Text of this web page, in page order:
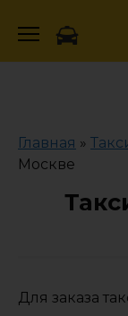
Главная »
Москве
Для заказа